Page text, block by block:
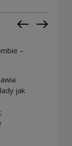
pobierz Poprzednia
–
jak